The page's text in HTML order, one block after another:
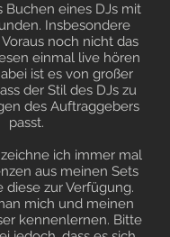
Buchen eines DJs mit
Insbesondere
noch nicht das
einmal live hören
ist es von großer
der Stil des DJs zu
des Auftraggebers
passt.
ich immer mal
aus meinen Sets
diese zur Verfügung.
mich und meinen
kennenlernen. Bitte